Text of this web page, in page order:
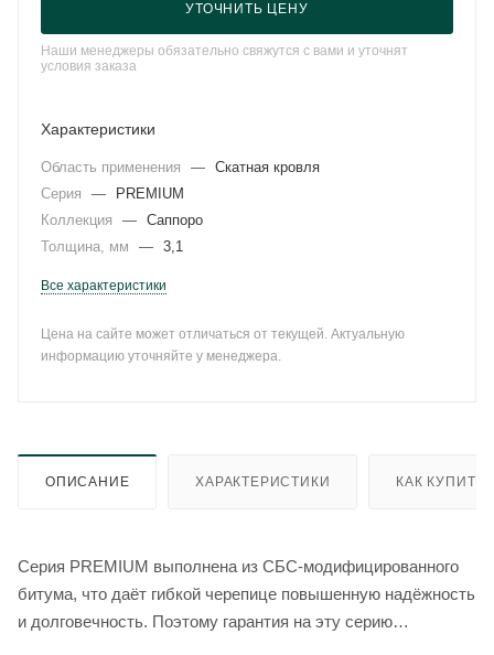
УТОЧНИТЬ ЦЕНУ
Наши менеджеры обязательно свяжутся с вами и уточнят
условия заказа
Характеристики
Область применения — Скатная кровля
Серия
—
PREMIUM
Коллекция
— Саппоро
Толщина, мм
— 3,1
Все характеристики
Цена на сайте может отличаться от текущей. Актуальную
информацию уточняйте у менеджера.
ОПИСАНИЕ ХАРАКТЕРИСТИКИ КАК КУПИТЬ
Серия PREMIUM выполнена из СБС-модифицированного
битума, что даёт гибкой черепице повышенную надёжность
и долговечность. Поэтому гарантия на эту серию